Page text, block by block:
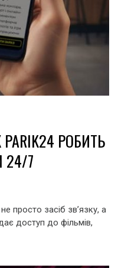
РОБИТЬ
24/7
просто засіб зв’язку, а
доступ до фільмів,